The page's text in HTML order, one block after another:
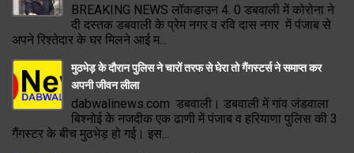
BREAKING NEWS लॉकडाउन 4. 0 डबवाली में कोरोना ने
दी दस्तक डबवाली के प्रेम नगर व रवि दास नगर में पंजाब से
अपने रिश्तेदार के घर मिलने आई म...
मुठभेड़ के दौरान पुलिस ने चारों तरफ से घेरा तो गैंगस्टर्स ने समाप्त कर
अपनी जीवन लीला
dabwalinews.com डबवाली। डबवाली में गांव जंडवाला
बिश्नोई के नजदीक एक ढाणी में पंजाब व हरियाणा पुलिस की 3
गैंगस्टर के बीच मुठभेड़ हो गई। इस...